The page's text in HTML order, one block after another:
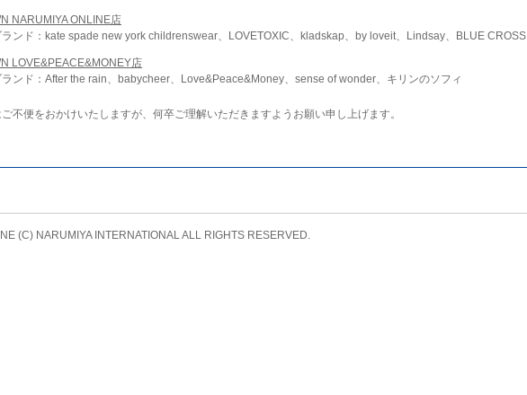
NARUMIYA ONLINE店
ンド：kate spade new york childrenswear、LOVETOXIC、kladskap、by loveit、Lindsay、BLUE CROSS
LOVE&PEACE&MONEY店
ンド：After the rain、babycheer、Love&Peace&Money、sense of wonder、キリンのソフィ
不便をおかけいたしますが、何卒ご理解いただきますようお願い申し上げます。